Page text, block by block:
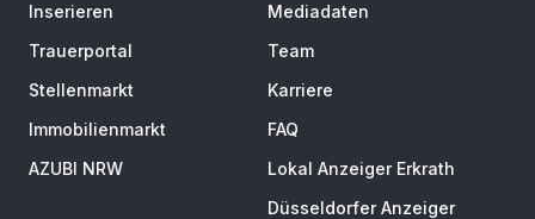
Inserieren
Trauerportal
Stellenmarkt
Immobilienmarkt
AZUBI NRW
Mediadaten
Team
Karriere
FAQ
Lokal Anzeiger Erkrath
Düsseldorfer Anzeiger